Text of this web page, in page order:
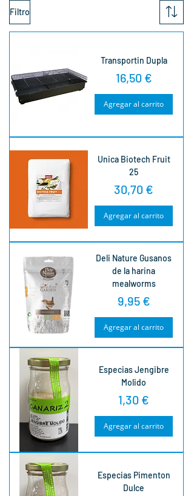
Filtro
Transportin Dupla
Precio
16,50 €
Agregar al carrito
Unica Biotech Fruit
25
Precio
30,70 €
Agregar al carrito
Deli Nature Gusanos
de la harina
mealworms
Precio
9,95 €
Agregar al carrito
Especias Jengibre
Molido
Precio
1,30 €
Agregar al carrito
Especias Pimenton
Dulce